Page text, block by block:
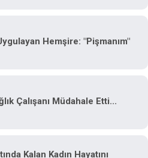
Hemşire: "Pişmanım"
Çalışanı Müdahale Etti...
Kalan Kadın Hayatını